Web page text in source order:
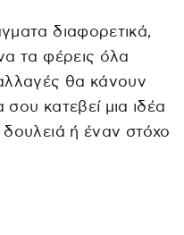
διαφορετικά,
τα φέρεις όλα
θα κάνουν
κατεβεί μια ιδέα
ή έναν στόχο